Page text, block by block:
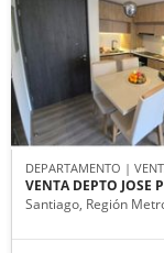
DEPARTAMENTO |
VENTA DEPTO JOSE
Santiago, Región